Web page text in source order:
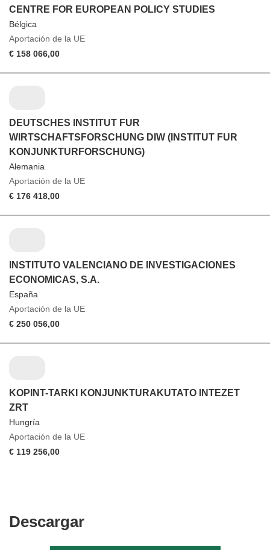
CENTRE FOR EUROPEAN POLICY STUDIES
Bélgica
Aportación de la UE
€ 158 066,00
DEUTSCHES INSTITUT FUR
WIRTSCHAFTSFORSCHUNG DIW (INSTITUT FUR
KONJUNKTURFORSCHUNG)
Alemania
Aportación de la UE
€ 176 418,00
INSTITUTO VALENCIANO DE INVESTIGACIONES
ECONOMICAS, S.A.
España
Aportación de la UE
€ 250 056,00
KOPINT-TARKI KONJUNKTURAKUTATO INTEZET
ZRT
Hungría
Aportación de la UE
€ 119 256,00
DescargarDescargar